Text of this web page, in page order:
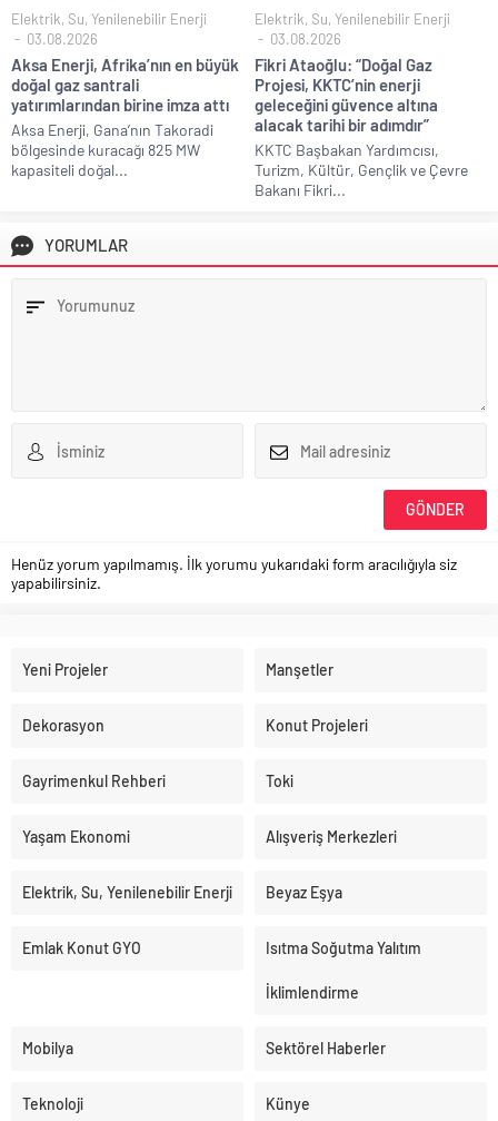
Elektrik, Su, Yenilenebilir Enerji
03.08.2026
Aksa Enerji, Afrika’nın en büyük
doğal gaz santrali
yatırımlarından birine imza attı
Aksa Enerji, Gana’nın Takoradi
bölgesinde kuracağı 825 MW
kapasiteli doğal...
Elektrik, Su, Yenilenebilir Enerji
03.08.2026
Fikri Ataoğlu: “Doğal Gaz
Projesi, KKTC’nin enerji
geleceğini güvence altına
alacak tarihi bir adımdır”
KKTC Başbakan Yardımcısı,
Turizm, Kültür, Gençlik ve Çevre
Bakanı Fikri...
YORUMLAR
Henüz yorum yapılmamış. İlk yorumu yukarıdaki form aracılığıyla siz
yapabilirsiniz.
Yeni Projeler Manşetler
Dekorasyon Konut Projeleri
Gayrimenkul Rehberi Toki
Yaşam Ekonomi Alışveriş Merkezleri
Elektrik, Su, Yenilenebilir Enerji Beyaz Eşya
Emlak Konut GYO Isıtma Soğutma Yalıtım
İklimlendirme
Mobilya Sektörel Haberler
Teknoloji Künye